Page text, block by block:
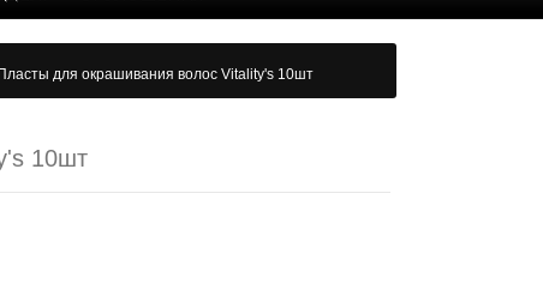
Пласты для окрашивания волос Vitality's 10шт
10шт